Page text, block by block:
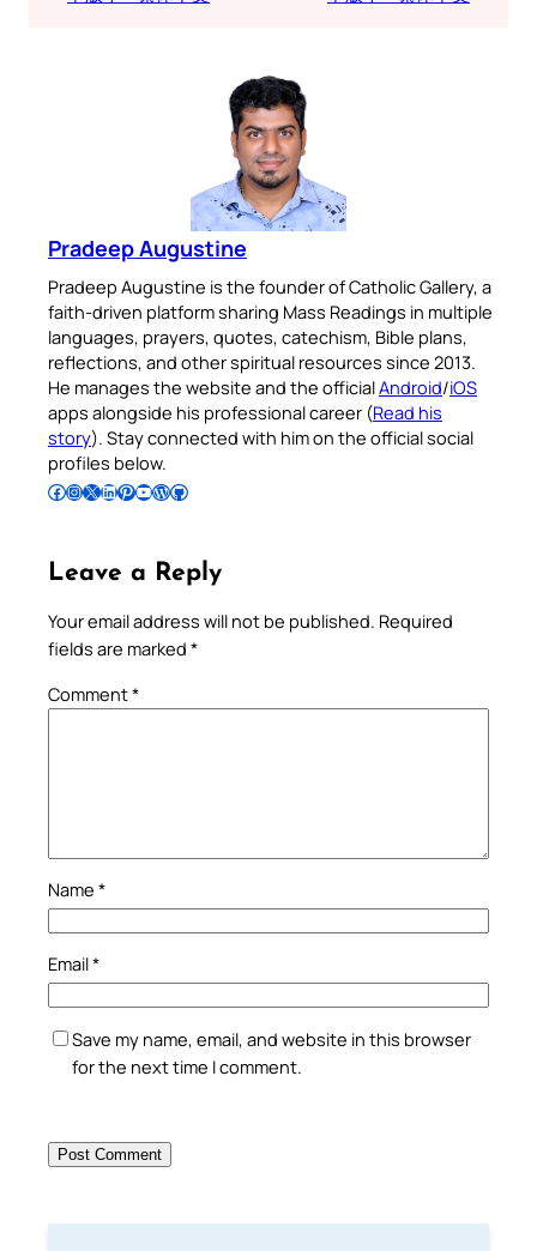
Pradeep Augustine
Pradeep Augustine is the founder of Catholic Gallery, a
faith-driven platform sharing Mass Readings in multiple
languages, prayers, quotes, catechism, Bible plans,
reflections, and other spiritual resources since 2013.
He manages the website and the officialAndroid/iOS
apps alongside his professional career (Read his
story). Stay connected with him on the official social
profiles below.
Follow Pradeep on Facebook Follow Pradeep on InstagramFollow Pradeep on X Follow Pradeep on LinkedIn Follow Pradeep on Pinterest Subscribe to Pradeep’s Youtube Channel Follow Pradeep on WordPress Follow Pradeep on GitHub
Leave a Reply
Your email address will not be published. Required
fields are marked *
Comment*
Name *
Email*
Save my name, email, and website in this browser
for the next time I comment.